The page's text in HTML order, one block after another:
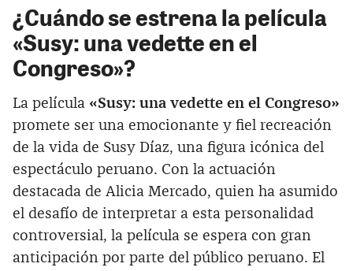
¿Cuándo se estrena la película
«Susy: una vedette en el
Congreso»?
La película «Susy: una vedette en el Congreso»
promete ser una emocionante y fiel recreación
de la vida de Susy Díaz, una figura icónica del
espectáculo peruano. Con la actuación
destacada de Alicia Mercado, quien ha asumido
el desafío de interpretar a esta personalidad
controversial, la película se espera con gran
anticipación por parte del público peruano. El